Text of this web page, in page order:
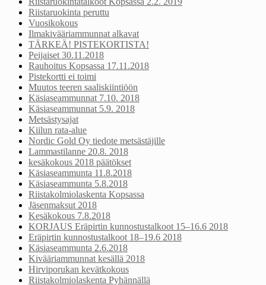
Riistaruokinta peruttu
Vuosikokous
Ilmakivääriammunnat alkavat
TÄRKEÄ! PISTEKORTISTA!
Peijaiset 30.11.2018
Rauhoitus Kopsassa 17.11.2018
Pistekortti ei toimi
Muutos teeren saaliskiintiöön
Käsiaseammunnat 7.10. 2018
Käsiaseammunnat 5.9. 2018
Metsästysajat
Kiilun rata-alue
Nordic Gold Oy tiedote metsästäjille
Lammastilanne 20.8. 2018
kesäkokous 2018 päätökset
Käsiaseammunta 11.8.2018
Käsiaseammunta 5.8.2018
Riistakolmiolaskenta Kopsassa
Jäsenmaksut 2018
Kesäkokous 7.8.2018
KORJAUS Eräpirtin kunnostustalkoot 15–16.6 2018
Eräpirtin kunnostustalkoot 18–19.6 2018
Käsiaseammunta 2.6.2018
Kivääriammunnat kesällä 2018
Hirviporukan kevätkokous
Riistakolmiolaskenta Pyhännällä